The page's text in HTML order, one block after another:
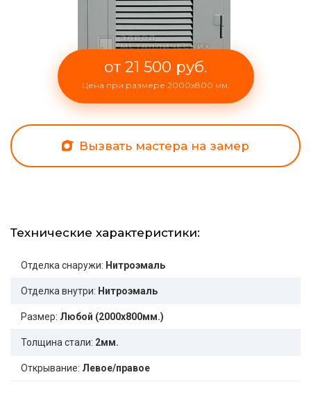
от 21 500 руб.
Цена при размере 2000x800 мм.
Вызвать мастера на замер
Технические характеристики:
Отделка снаружи: Нитроэмаль
Отделка внутри: Нитроэмаль
Размер: Любой (2000x800мм.)
Толщина стали: 2мм.
Открывание: Левое/правое